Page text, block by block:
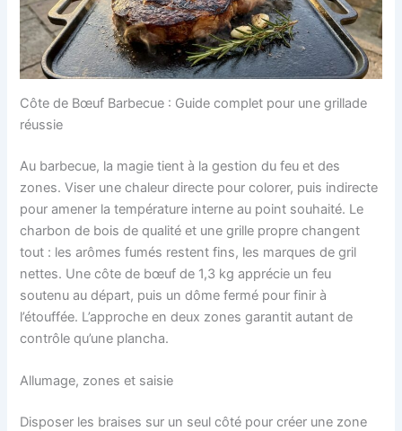
Côte de Bœuf Barbecue : Guide complet pour une grillade
réussie
Au barbecue, la magie tient à la gestion du feu et des
zones. Viser une chaleur directe pour colorer, puis indirecte
pour amener la température interne au point souhaité. Le
charbon de bois de qualité et une grille propre changent
tout : les arômes fumés restent fins, les marques de gril
nettes. Une côte de bœuf de 1,3 kg apprécie un feu
soutenu au départ, puis un dôme fermé pour finir à
l’étouffée. L’approche en deux zones garantit autant de
contrôle qu’une plancha.
Allumage, zones et saisie
Disposer les braises sur un seul côté pour créer une zone